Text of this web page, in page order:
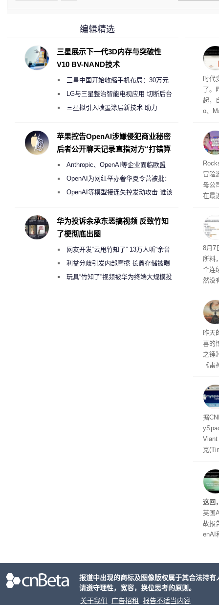
时代
了。
起，
o、
和
命令
起
防御
气将
发效
期
冒险
母公
在最
ss
悄
8月7
所料
个连
然没
有
着——
线
昨天
喜的
之锤
《
ox
出震
据
Viant
克
合
户对
算
老牌
这回
英国
故报
enAI
编辑精选
三星展示下一代3D内存与突破性
V10 BV-NAND技术
三星中国开始收缩手机布局：30万元
月销售额不达标门店 将被逐步清退
LG与三星整治智能电视应用 切断后台
偷偷共享带宽的违规行为
三星拟引入喷墨涂层新技术 助力
度
苹果控告OpenAI涉嫌侵犯商业秘密
后者公开聊天记录直指对方“打错算
Anthropic、OpenAI等企业面临欧盟
《人工智能法案》全新执法权限审查
OpenAI为网红举办奢华夏令营被批：
2000美元一晚 遭讽“反乌托邦”
OpenAI等模型接连失控发动攻击 谁该
华为投诉余承东恶搞视频 反致竹知
了梗彻底出圈
网友开发“云甩竹知了” 13万人听“余音
绕梁”利益分歧引发内部摩擦 长鑫存储被曝
曾将华为驻场工程师驱逐出研发基地
玩具“竹知了”视频被华为终端大规模投
报道中出现的商标及图像版权属于其合法持
请遵守理性，宽容，换位思考的原则。
关于我们
广告招租
报告不适当内容